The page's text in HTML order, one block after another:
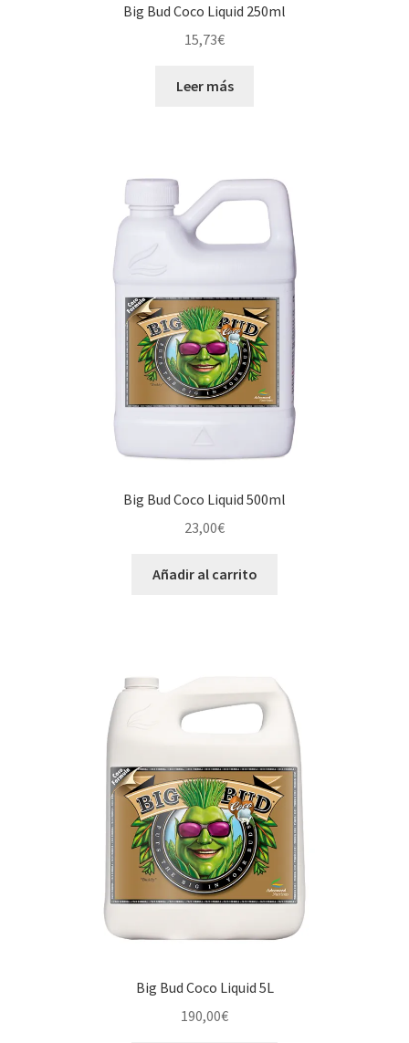
Big Bud Coco Liquid 250ml
15,73€
Leer más
Big Bud Coco Liquid 500ml
23,00€
Añadir al carrito
Big Bud Coco Liquid 5L
190,00€